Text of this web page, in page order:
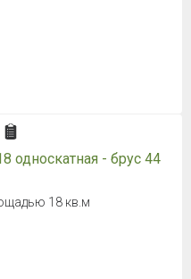
односкатная - брус 44
18 кв.м